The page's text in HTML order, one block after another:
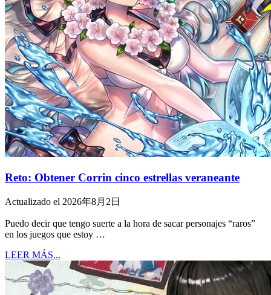
Reto: Obtener Corrin cinco estrellas veraneante
Actualizado el 2026年8月2日
Puedo decir que tengo suerte a la hora de sacar personajes “raros”
en los juegos que estoy …
LEER MÁS...